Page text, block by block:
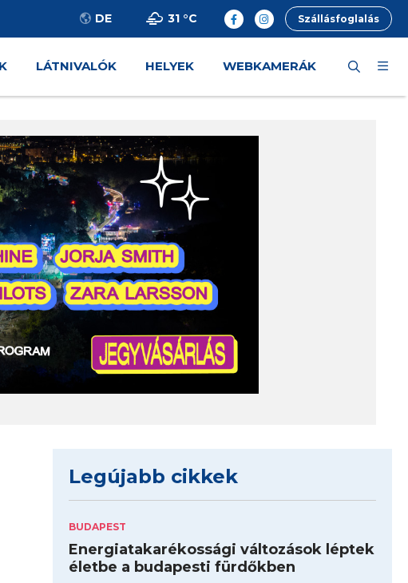
DE 31 °C Szállásfoglalás
LÁTNIVALÓK HELYEK WEBKAMERÁK
Legújabb cikkek
BUDAPEST
Energiatakarékossági változások léptek
életbe a budapesti fürdőkben